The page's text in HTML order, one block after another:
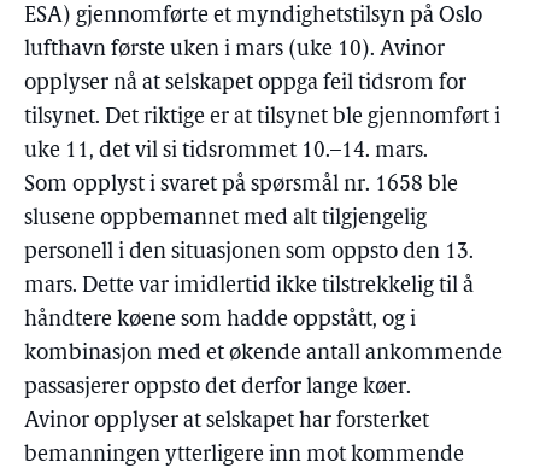
ESA) gjennomførte et myndighetstilsyn på Oslo
lufthavn første uken i mars (uke 10). Avinor
opplyser nå at selskapet oppga feil tidsrom for
tilsynet. Det riktige er at tilsynet ble gjennomført i
uke 11, det vil si tidsrommet 10.–14. mars.
Som opplyst i svaret på spørsmål nr. 1658 ble
slusene oppbemannet med alt tilgjengelig
personell i den situasjonen som oppsto den 13.
mars. Dette var imidlertid ikke tilstrekkelig til å
håndtere køene som hadde oppstått, og i
kombinasjon med et økende antall ankommende
passasjerer oppsto det derfor lange køer.
Avinor opplyser at selskapet har forsterket
bemanningen ytterligere inn mot kommende